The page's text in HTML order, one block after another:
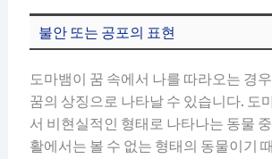
불안 또는 공포의 표현
도마뱀이 꿈 속에서 나를 따라오는 경
꿈의 상징으로 나타날 수 있습니다. 도
서 비현실적인 형태로 나타나는 동물
활에서는 볼 수 없는 형태의 동물이기